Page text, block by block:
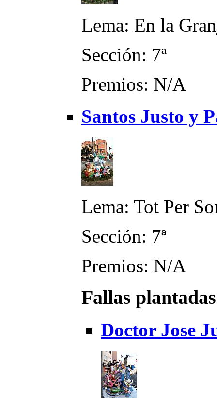
Lema: En la
Sección: 7ª
Premios: N/A
Santos Justo y
Lema: Tot Per
Sección: 7ª
Premios: N/A
Fallas
Doctor Jose